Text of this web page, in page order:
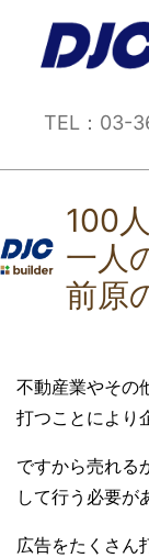
TEL：03-
100
一人
前原
不動産業やその
打つことにより
ですから売れる
して行う必要が
広告をたくさ